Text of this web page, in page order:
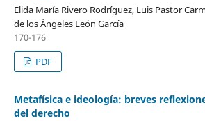
Elida María Rivero Rodríguez, Luis Pastor
de los Ángeles León García
170-176
PDF
Metafísica e ideología: breves
del derecho